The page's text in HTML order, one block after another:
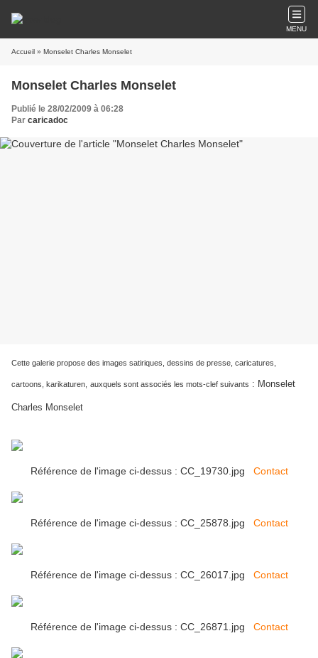
MENU
Accueil » Monselet Charles Monselet
Monselet Charles Monselet
Publié le 28/02/2009 à 06:28
Par caricadoc
Cette galerie propose des images satiriques, dessins de presse, caricatures,
cartoons, karikaturen, auxquels sont associés les mots-clef suivants : Monselet
Charles Monselet
Référence de l'image ci-dessus : CC_19730.jpg Contact
Référence de l'image ci-dessus : CC_25878.jpg Contact
Référence de l'image ci-dessus : CC_26017.jpg Contact
Référence de l'image ci-dessus : CC_26871.jpg Contact